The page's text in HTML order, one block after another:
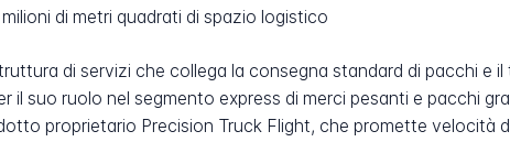
di metri quadrati di spazio logistico
di servizi che collega la consegna standard di pacchi e
suo ruolo nel segmento express di merci pesanti e pacchi
proprietario Precision Truck Flight, che promette velocità